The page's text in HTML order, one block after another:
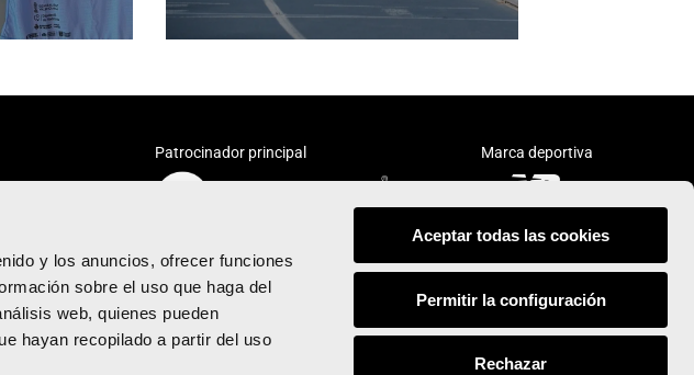
y los anuncios, ofrecer funciones
sobre el uso que haga del
web, quienes pueden
hayan recopilado a partir del uso
Aceptar todas las cookies
Permitir la configuración
Rechazar
Patrocinador principal Marca deportiva